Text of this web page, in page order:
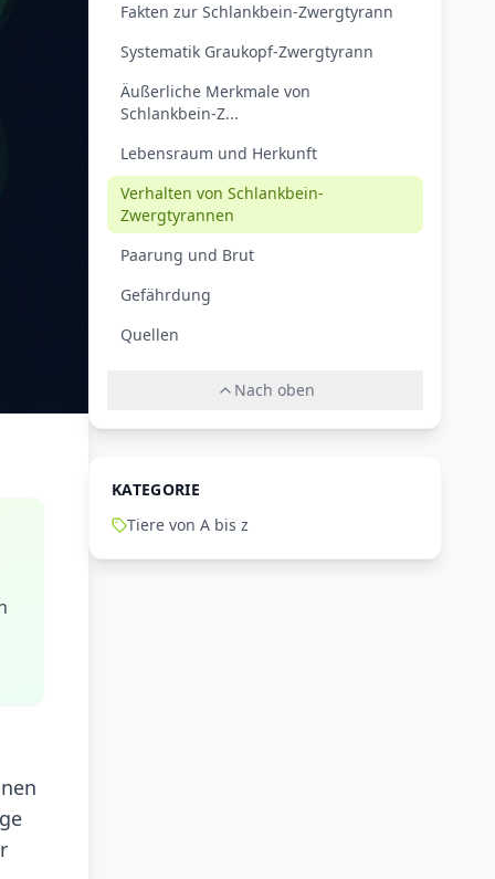
Fakten zur Schlankbein-Zwergtyrann
Systematik Graukopf-Zwergtyrann
Äußerliche Merkmale von
Schlankbein-Z...
Lebensraum und Herkunft
Verhalten von Schlankbein-
Zwergtyrannen
Paarung und Brut
Gefährdung
Quellen
Nach oben
KATEGORIE
Tiere von A bis z